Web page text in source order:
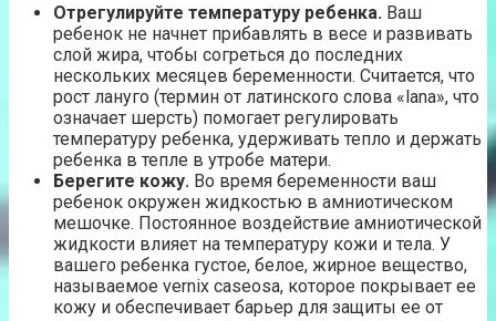
Отрегулируйте температуру ребенка. Ваш
ребенок не начнет прибавлять в весе и развивать
слой жира, чтобы согреться до последних
нескольких месяцев беременности. Считается, что
рост лануго (термин от латинского слова «lana», что
означает шерсть) помогает регулировать
температуру ребенка, удерживать тепло и держать
ребенка в тепле в утробе матери.
Берегите кожу. Во время беременности ваш
ребенок окружен жидкостью в амниотическом
мешочке. Постоянное воздействие амниотической
жидкости влияет на температуру кожи и тела. У
вашего ребенка густое, белое, жирное вещество,
называемое vernix caseosa, которое покрывает ее
кожу и обеспечивает барьер для защиты ее от